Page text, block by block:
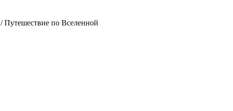
/ Путешествие по Вселенной